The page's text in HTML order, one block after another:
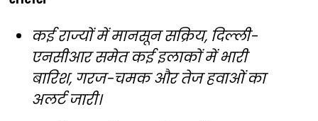
कई राज्यों में मानसून सक्रिय, दिल्ली-
एनसीआर समेत कई इलाकों में भारी
बारिश, गरज-चमक और तेज हवाओं का
अलर्ट जारी।